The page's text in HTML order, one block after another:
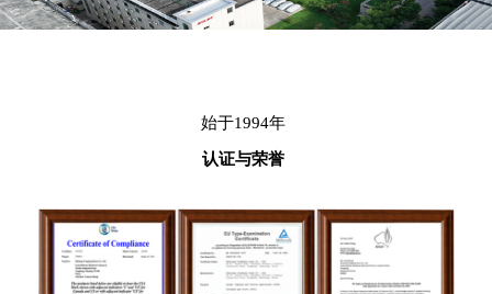
始于1994年
认证与荣誉